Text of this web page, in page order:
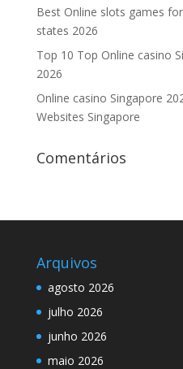
Best Online slots games
states 2026
Top 10 Top Online casino
2026
Online casino Singapore
Websites Singapore
Comentários
Arquivos
agosto 2026
julho 2026
junho 2026
maio 2026